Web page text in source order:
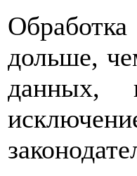
дольше,
данных,